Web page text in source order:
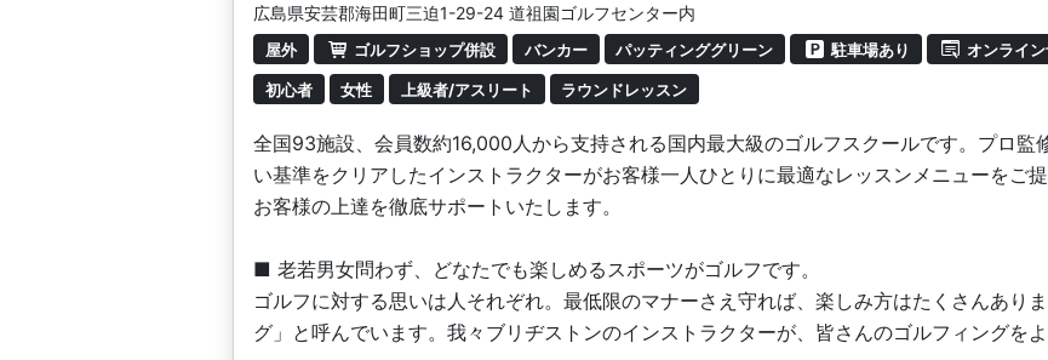
広島県安芸郡海田町三迫1-29-24 道祖園ゴルフセンター内
屋外 ゴルフショップ併設 バンカー パッティンググリーン 駐車場あり オンライ
初心者 女性 上級者/アスリート ラウンドレッスン
全国93施設、会員数約16,000人から支持される国内最大級のゴルフスクールです。プロ監
い基準をクリアしたインストラクターがお客様一人ひとりに最適なレッスンメニューをご
お客様の上達を徹底サポートいたします。
■ 老若男女問わず、どなたでも楽しめるスポーツがゴルフです。
ゴルフに対する思いは人それぞれ。最低限のマナーさえ守れば、楽しみ方はたくさんあり
グ」と呼んでいます。我々ブリヂストンのインストラクターが、皆さんのゴルフィングを